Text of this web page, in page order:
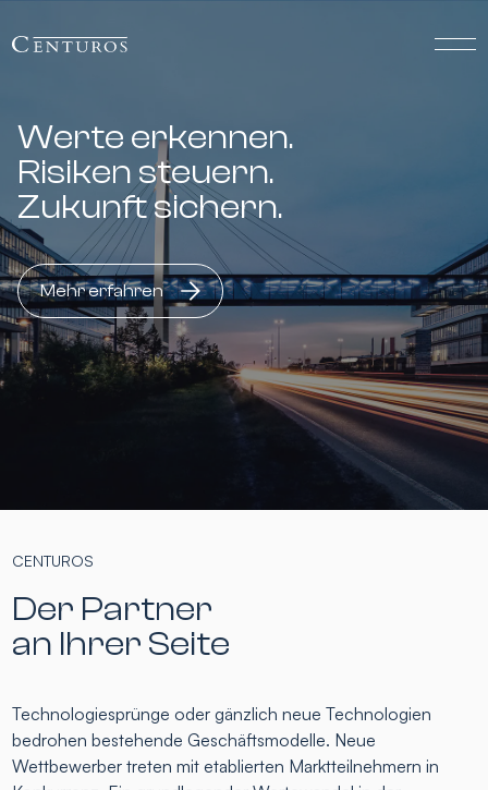
Werte erkennen.
Risiken steuern.
Zukunft sichern.
Mehr erfahren
CENTUROS
Der Partner
an Ihrer Seite
Technologiesprünge oder gänzlich neue Technologien
bedrohen bestehende Geschäftsmodelle. Neue
Wettbewerber treten mit etablierten Marktteilnehmern in